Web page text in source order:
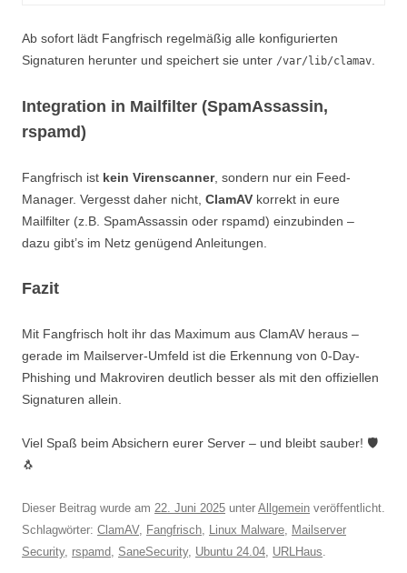
Ab sofort lädt Fangfrisch regelmäßig alle konfigurierten
Signaturen herunter und speichert sie unter /var/lib/clamav
Integration in Mailfilter (SpamAssassin,
rspamd)
Fangfrisch ist kein Virenscanner, sondern nur ein Feed-
Manager. Vergesst daher nicht, ClamAV korrekt in eure
Mailfilter (z.B. SpamAssassin oder rspamd) einzubinden –
dazu gibt’s im Netz genügend Anleitungen.
Fazit
Mit Fangfrisch holt ihr das Maximum aus ClamAV heraus –
gerade im Mailserver-Umfeld ist die Erkennung von 0-Day-
Phishing und Makroviren deutlich besser als mit den offiziellen
Signaturen allein.
Viel Spaß beim Absichern eurer Server – und bleibt sauber! 🛡️
🐧
Dieser Beitrag wurde am 22. Juni 2025 unter Allgemein veröffentlicht.
Schlagwörter: ClamAV, Fangfrisch, Linux Malware, Mailserver
Security, rspamd, SaneSecurity, Ubuntu 24.04, URLHaus.